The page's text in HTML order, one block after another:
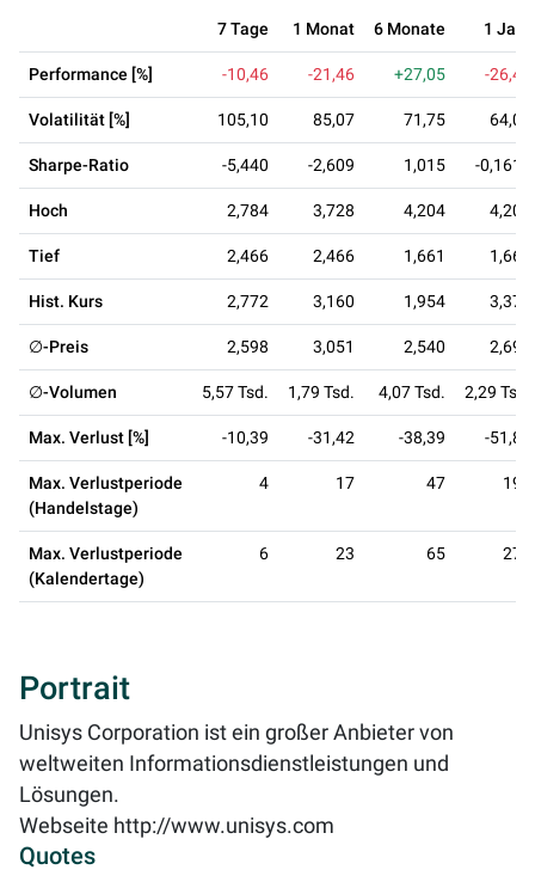
7 Tage 1 Monat 6 Monate 1 Jahr
Performance [%] -10,46 -21,46 +27,05 -26,42
Volatilität [%] 105,10 85,07 71,75 64,04
Sharpe-Ratio -5,440 -2,609 1,015 -0,1610
Hoch 2,784 3,728 4,204 4,204
Tief 2,466 2,466 1,661 1,661
Hist. Kurs 2,772 3,160 1,954 3,373
∅-Preis 2,598 3,051 2,540 2,690
∅-Volumen 5,57 Tsd. 1,79 Tsd. 4,07 Tsd. 2,29 Tsd.
Max. Verlust [%] -10,39 -31,42 -38,39 -51,87
Max. Verlustperiode
(Handelstage)
4 17 47 191
Max. Verlustperiode
(Kalendertage)
6 23 65 279
Portrait
Unisys Corporation ist ein großer Anbieter von
weltweiten Informationsdienstleistungen und
Lösungen.
Webseite http://www.unisys.com
Quotes